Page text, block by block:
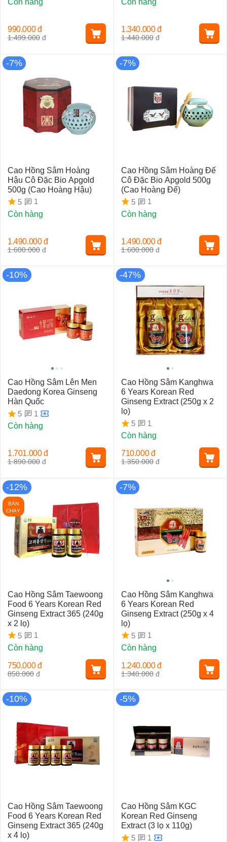
Còn hàng
1.499.000 đ
990.000 đ
Còn hàng
1.440.000 đ
1.340.000 đ
-7%
Cao Hồng Sâm Hoàng
Hậu Cô Đặc Bio Apgold
500g (Cao Hoàng Hậu)
5
1
Còn hàng
1.600.000 đ
1.490.000 đ
-7%
Cao Hồng Sâm Hoàng Đế
Cô Đặc Bio Apgold 500g
(Cao Hoàng Đế)
5
1
Còn hàng
1.600.000 đ
1.490.000 đ
-10%
Cao Hồng Sâm Lên Men
Daedong Korea Ginseng
Hàn Quốc
5
1
Còn hàng
1.890.000 đ
1.701.000 đ
-47%
Cao Hồng Sâm Kanghwa
6 Years Korean Red
Ginseng Extract (250g x 2
lọ)
5
1
Còn hàng
1.350.000 đ
710.000 đ
-12%
BÁN
CHẠY
Cao Hồng Sâm Taewoong
Food 6 Years Korean Red
Ginseng Extract 365 (240g
x 2 lọ)
5
1
Còn hàng
850.000 đ
750.000 đ
-7%
Cao Hồng Sâm Kanghwa
6 Years Korean Red
Ginseng Extract (250g x 4
lọ)
5
1
Còn hàng
1.340.000 đ
1.240.000 đ
-10%
Cao Hồng Sâm Taewoong
Food 6 Years Korean Red
Ginseng Extract 365 (240g
x 4 lọ)
-5%
Cao Hồng Sâm KGC
Korean Red Ginseng
Extract (3 lọ x 110g)
5
1